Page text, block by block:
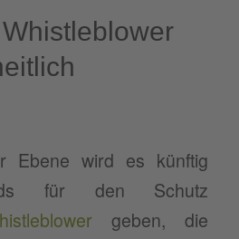
Ebene wird es künftig
für den Schutz
geben, die